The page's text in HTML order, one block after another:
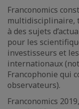
Franconomics
multidisciplinaire,
à des sujets
pour les
investisseurs et
internationaux
Francophonie qui
observateurs).
Franconomics